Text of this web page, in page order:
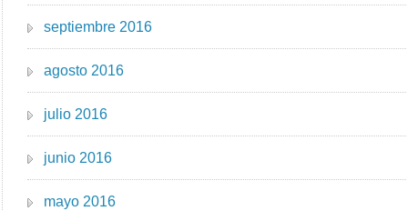
septiembre 2016
agosto 2016
julio 2016
junio 2016
mayo 2016